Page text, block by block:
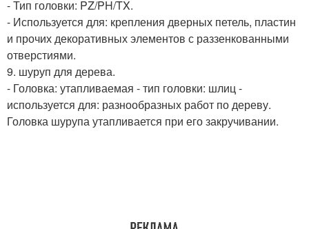
- Тип головки: PZ/PH/TX.
- Используется для: крепления дверных петель, пластин
и прочих декоративных элементов с раззенкованными
отверстиями.
9. шуруп для дерева.
- Головка: утапливаемая - тип головки: шлиц -
используется для: разнообразных работ по дереву.
Головка шурупа утапливается при его закручивании.